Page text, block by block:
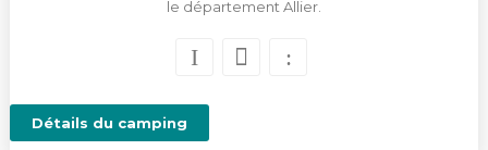
le département Allier.
Détails du camping